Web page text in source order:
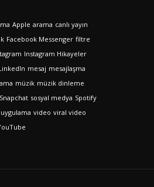
Apple arama canlı yayın
Facebook Messenger filtre
Instagram Hikayeler
mesaj mesajlaşma
müzik müzik dinleme
Snapchat sosyal medya Spotify
uygulama video viral video